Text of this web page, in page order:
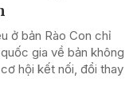
ở bản Rào Con chỉ
gia về bản không
hội kết nối, đổi thay